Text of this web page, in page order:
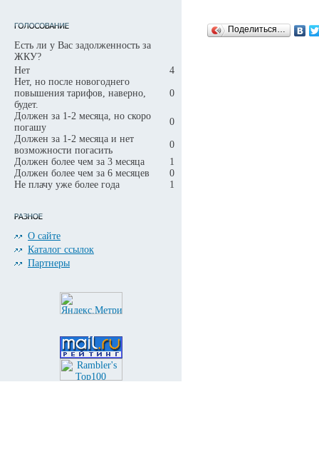
Есть ли у Вас задолженность за
ЖКУ?
Нет
4
Нет, но после новогоднего
повышения тарифов, наверно,
будет.
0
Должен за 1-2 месяца, но скоро
погашу
0
Должен за 1-2 месяца и нет
возможности погасить
0
Должен более чем за 3 месяца
1
Должен более чем за 6 месяцев
0
Не плачу уже более года
1
О сайте
Каталог ссылок
Партнеры
Поделиться…